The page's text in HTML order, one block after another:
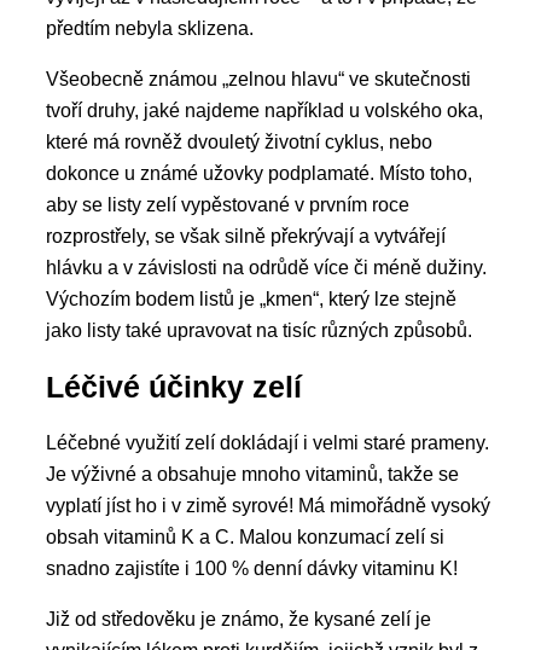
předtím nebyla sklizena.
Všeobecně známou „zelnou hlavu“ ve skutečnosti
tvoří druhy, jaké najdeme například u volského oka,
které má rovněž dvouletý životní cyklus, nebo
dokonce u známé užovky podplamaté. Místo toho,
aby se listy zelí vypěstované v prvním roce
rozprostřely, se však silně překrývají a vytvářejí
hlávku a v závislosti na odrůdě více či méně dužiny.
Výchozím bodem listů je „kmen“, který lze stejně
jako listy také upravovat na tisíc různých způsobů.
Léčivé účinky zelí
Léčebné využití zelí dokládají i velmi staré prameny.
Je výživné a obsahuje mnoho vitaminů, takže se
vyplatí jíst ho i v zimě syrové! Má mimořádně vysoký
obsah vitaminů K a C. Malou konzumací zelí si
snadno zajistíte i 100 % denní dávky vitaminu K!
Již od středověku je známo, že kysané zelí je